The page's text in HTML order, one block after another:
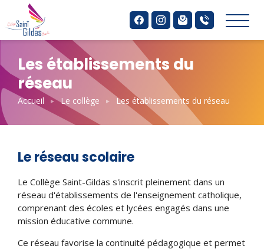
contenu
principal
Les établissements du
réseau
Accueil Le collège Les établissements du réseau
Le réseau scolaire
Le Collège Saint-Gildas s'inscrit pleinement dans un
réseau d'établissements de l'enseignement catholique,
comprenant des écoles et lycées engagés dans une
mission éducative commune.
Ce réseau favorise la continuité pédagogique et permet
Panneau de gestion des cookies